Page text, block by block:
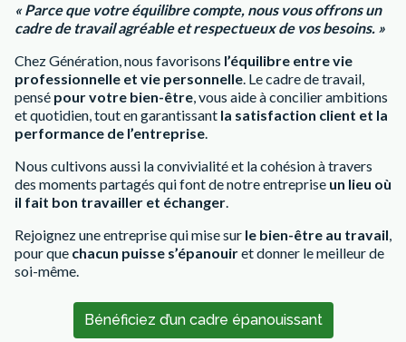
« Parce que votre équilibre compte, nous vous offrons un
cadre de travail agréable et respectueux de vos besoins. »
Chez Génération, nous favorisons l’équilibre entre vie
professionnelle et vie personnelle. Le cadre de travail,
pensé pour votre bien-être, vous aide à concilier ambitions
et quotidien, tout en garantissant la satisfaction client et la
performance de l’entreprise.
Nous cultivons aussi la convivialité et la cohésion à travers
des moments partagés qui font de notre entreprise un lieu où
il fait bon travailler et échanger.
Rejoignez une entreprise qui mise sur le bien-être au travail,
pour que chacun puisse s’épanouiret donner le meilleur de
soi-même.
Bénéficiez d’un cadre épanouissant